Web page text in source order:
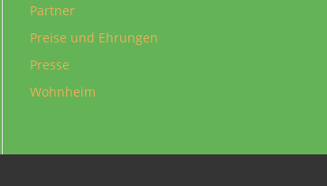
Partner
Preise und Ehrungen
Presse
Wohnheim